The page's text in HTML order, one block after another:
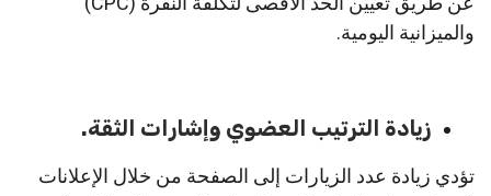
والميزانية اليومية.
زيادة الترتيب العضوي وإشارات الثقة.
تؤدي زيادة عدد الزيارات إلى الصفحة من خلال الإعلانات